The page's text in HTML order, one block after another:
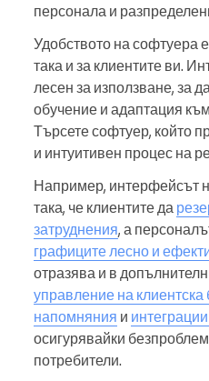
персонала и
Удобството на софтуера
така и за клиентите ви.
лесен за използване, за
обучение и адаптация
Търсете софтуер, който
и интуитивен процес на
Например, интерфейсът
така, че клиентите да
затруднения, а
графиците лесно и
отразява и в
управление на клиентска
напомняния и
осигурявайки
потребители.